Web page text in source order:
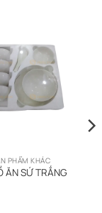
PHẨM KHÁC
ĂN SỨ TRẮNG